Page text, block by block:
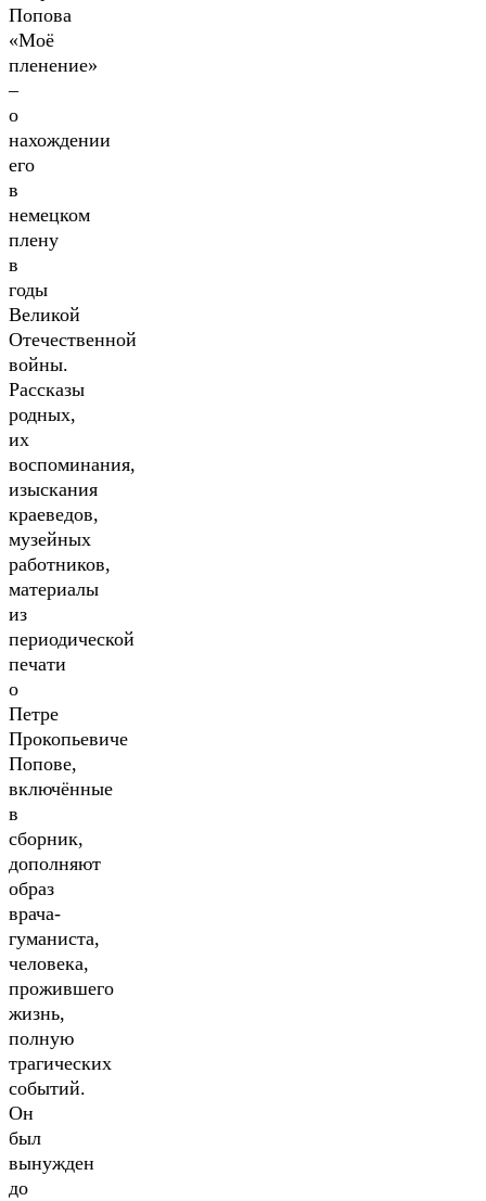
Попова
«Моё
пленение»
–
о
нахождении
его
в
немецком
плену
в
годы
Великой
Отечественной
войны.
Рассказы
родных,
их
воспоминания,
изыскания
краеведов,
музейных
работников,
материалы
из
периодической
печати
о
Петре
Прокопьевиче
Попове,
включённые
в
сборник,
дополняют
образ
врача-
гуманиста,
человека,
прожившего
жизнь,
полную
трагических
событий.
Он
был
вынужден
до